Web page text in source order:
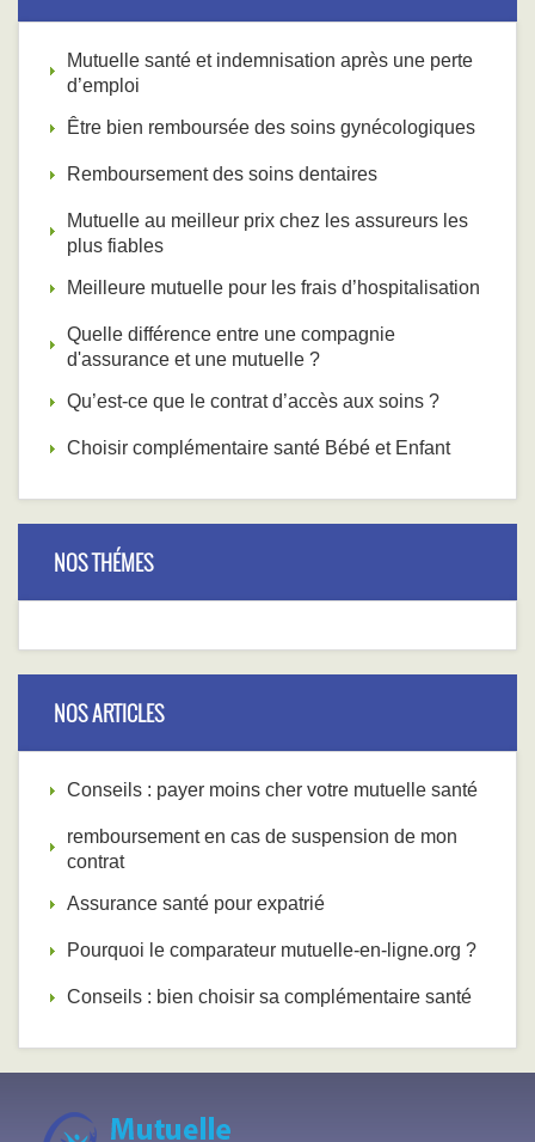
Mutuelle santé et indemnisation après une perte
d’emploi
Être bien remboursée des soins gynécologiques
Remboursement des soins dentaires
Mutuelle au meilleur prix chez les assureurs les
plus fiables
Meilleure mutuelle pour les frais d’hospitalisation
Quelle différence entre une compagnie
d'assurance et une mutuelle ?
Qu’est-ce que le contrat d’accès aux soins ?
Choisir complémentaire santé Bébé et Enfant
NOS THÉMES
NOS ARTICLES
Conseils : payer moins cher votre mutuelle santé
remboursement en cas de suspension de mon
contrat
Assurance santé pour expatrié
Pourquoi le comparateur mutuelle-en-ligne.org ?
Conseils : bien choisir sa complémentaire santé